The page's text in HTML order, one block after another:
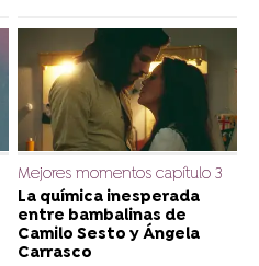
Mejores momentos capítulo 3
La química inesperada
entre bambalinas de
Camilo Sesto y Ángela
Carrasco